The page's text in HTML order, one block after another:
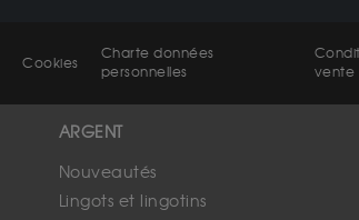
Cookies
Charte données
personnelles
vente
ARGENT
Nouveautés
Lingots et lingotins